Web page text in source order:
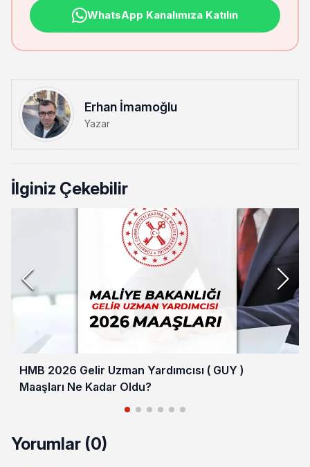
WhatsApp Kanalımıza Katılın
Erhan İmamoğlu
Yazar
İlginiz Çekebilir
HMB 2026 Gelir Uzman Yardımcısı ( GUY )
Maaşları Ne Kadar Oldu?
Yorumlar (0)